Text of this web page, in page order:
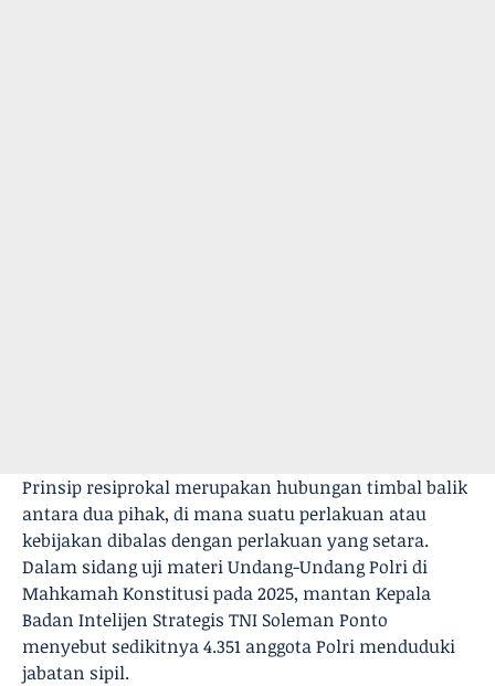
Prinsip resiprokal merupakan hubungan timbal balik
antara dua pihak, di mana suatu perlakuan atau
kebijakan dibalas dengan perlakuan yang setara.
Dalam sidang uji materi Undang-Undang Polri di
Mahkamah Konstitusi pada 2025, mantan Kepala
Badan Intelijen Strategis TNI Soleman Ponto
menyebut sedikitnya 4.351 anggota Polri menduduki
jabatan sipil.